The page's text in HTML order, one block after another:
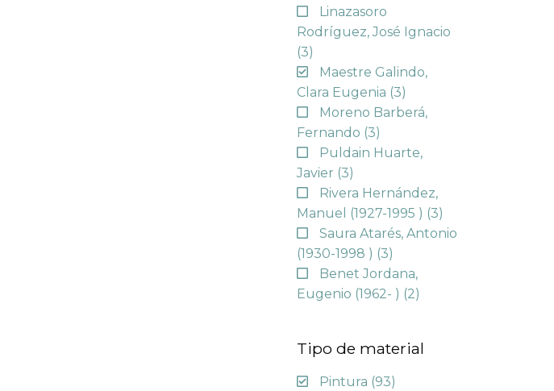
Linazasoro
Rodríguez, José Ignacio
(3)
Maestre Galindo,
Clara Eugenia (3)
Moreno Barberá,
Fernando (3)
Puldain Huarte,
Javier (3)
Rivera Hernández,
Manuel (1927-1995 ) (3)
Saura Atarés, Antonio
(1930-1998 ) (3)
Benet Jordana,
Eugenio (1962- ) (2)
Tipo de material
Pintura (93)